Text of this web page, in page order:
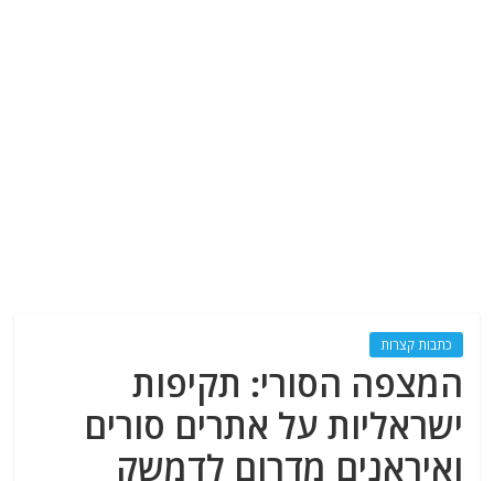
כתבות קצרות
המצפה הסורי: תקיפות
ישראליות על אתרים סורים
ואיראנים מדרום לדמשק